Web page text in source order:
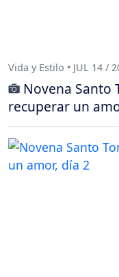
Vida y Estilo • JUL 14 /
Novena Santo
recuperar un